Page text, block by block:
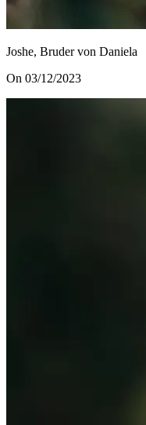
Joshe, Bruder von Daniela
On 03/12/2023